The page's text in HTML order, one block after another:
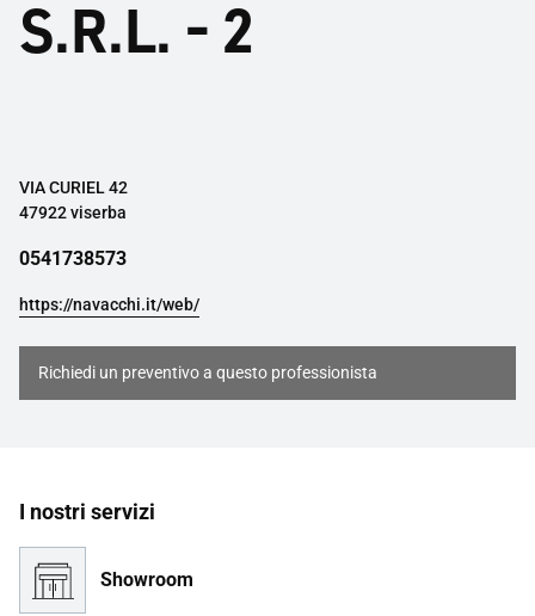
S.R.L. - 2
VIA CURIEL 42
47922 viserba
0541738573
https://navacchi.it/web/
Richiedi un preventivo a questo professionista
I nostri servizi
Showroom